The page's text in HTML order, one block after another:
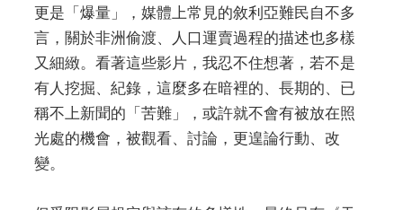
更是「爆量」，媒體上常見的敘利亞難民自不多
言，關於非洲偷渡、人口運賣過程的描述也多樣
又細緻。看著這些影片，我忍不住想著，若不是
有人挖掘、紀錄，這麼多在暗裡的、長期的、已
稱不上新聞的「苦難」，或許就不會有被放在照
光處的機會，被觀看、討論，更遑論行動、改
變。